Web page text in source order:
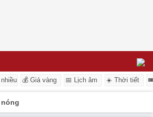
💰 Giá vàng 📅 Lịch âm ☀️ Thời tiết